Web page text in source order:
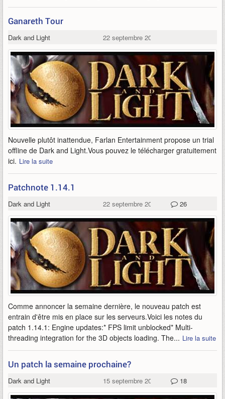
Ganareth Tour
Dark and Light 22 septembre 2006
Nouvelle plutôt inattendue, Farlan Entertainment propose un trial
offline de Dark and Light.Vous pouvez le télécharger gratuitement
ici. Lire la suite
Patchnote 1.14.1
Dark and Light 22 septembre 2006 26
Comme annoncer la semaine dernière, le nouveau patch est
entrain d'être mis en place sur les serveurs.Voici les notes du
patch 1.14.1: Engine updates:* FPS limit unblocked* Multi-
threading integration for the 3D objects loading. The... Lire la suite
Un patch la semaine prochaine?
Dark and Light 15 septembre 2006 18